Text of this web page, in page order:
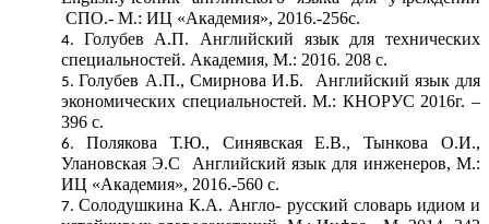
СПО.- М.: ИЦ «Академия», 2016.-256с.
Голубев А.П. Английский язык для технических
специальностей. Академия, М.: 2016. 208 с.
Голубев А.П., Смирнова И.Б. Английский язык для
экономических специальностей. М.: КНОРУС 2016г. –
396 с.
Полякова Т.Ю., Синявская Е.В., Тынкова О.И.,
Улановская Э.С Английский язык для инженеров, М.:
ИЦ «Академия», 2016.-560 с.
Солодушкина К.А. Англо- русский словарь идиом и